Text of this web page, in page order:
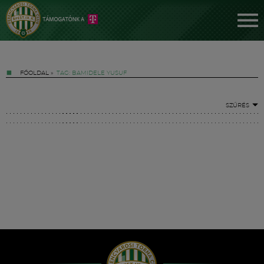
FŐOLDAL » TAG: BAMIDELE YUSUF
SZŰRÉS
Hírek